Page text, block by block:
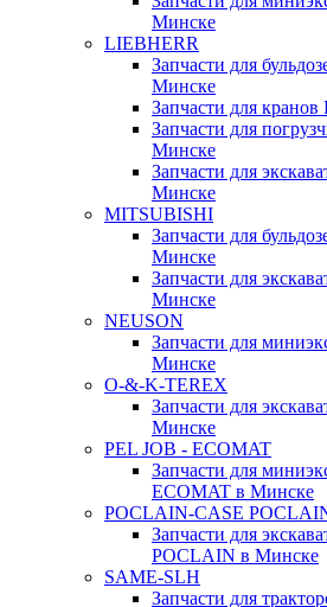
Минске
LIEBHERR
Запчасти для
Минске
Запчасти для
Запчасти для
Минске
Запчасти для
Минске
MITSUBISHI
Запчасти для
Минске
Запчасти для
Минске
NEUSON
Запчасти для
Минске
O-&-K-TEREX
Запчасти для
Минске
PEL JOB - ECOMAT
Запчасти для
ECOMAT в Минске
POCLAIN-CASE
Запчасти для
POCLAIN в Минске
SAME-SLH
Запчасти для